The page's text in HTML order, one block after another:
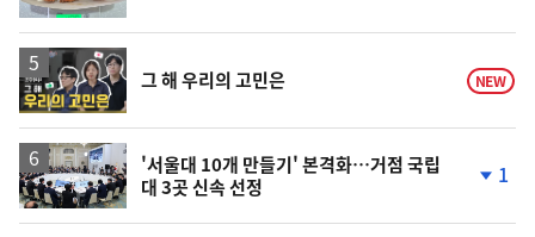
영
상
그 해 우리의 고민은 NEW
'서울대 10개 만들기' 본격화…거점 국립
대 3곳 신속 선정
1